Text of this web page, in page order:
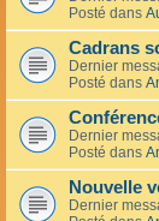
Posté dans
Cadrans
Dernier
Posté dans
Dernier
Posté dans
Nouvelle
Dernier